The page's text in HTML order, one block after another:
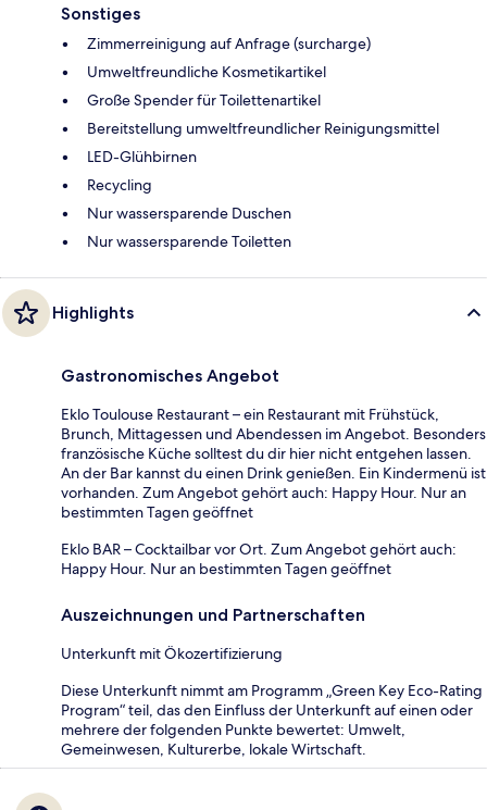
Sonstiges
Zimmerreinigung auf Anfrage (surcharge)
Umweltfreundliche Kosmetikartikel
Große Spender für Toilettenartikel
Bereitstellung umweltfreundlicher Reinigungsmittel
LED-Glühbirnen
Recycling
Nur wassersparende Duschen
Nur wassersparende Toiletten
Highlights
Gastronomisches Angebot
Eklo Toulouse Restaurant – ein Restaurant mit Frühstück,
Brunch, Mittagessen und Abendessen im Angebot. Besonders
französische Küche solltest du dir hier nicht entgehen lassen.
An der Bar kannst du einen Drink genießen. Ein Kindermenü ist
vorhanden. Zum Angebot gehört auch: Happy Hour. Nur an
bestimmten Tagen geöffnet
Eklo BAR – Cocktailbar vor Ort. Zum Angebot gehört auch:
Happy Hour. Nur an bestimmten Tagen geöffnet
Auszeichnungen und Partnerschaften
Unterkunft mit Ökozertifizierung
Diese Unterkunft nimmt am Programm „Green Key Eco-Rating
Program“ teil, das den Einfluss der Unterkunft auf einen oder
mehrere der folgenden Punkte bewertet: Umwelt,
Gemeinwesen, Kulturerbe, lokale Wirtschaft.